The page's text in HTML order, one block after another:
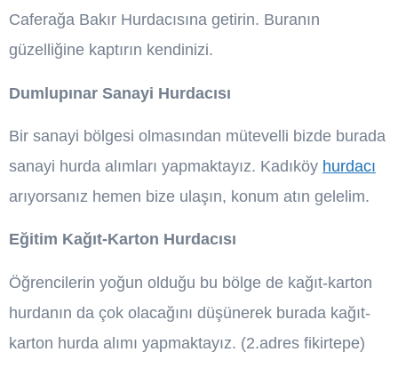
Caferağa Bakır Hurdacısına getirin. Buranın
güzelliğine kaptırın kendinizi.
Dumlupınar Sanayi Hurdacısı
Bir sanayi bölgesi olmasından mütevelli bizde burada
sanayi hurda alımları yapmaktayız. Kadıköy hurdacı
arıyorsanız hemen bize ulaşın, konum atın gelelim.
Eğitim Kağıt-Karton Hurdacısı
Öğrencilerin yoğun olduğu bu bölge de kağıt-karton
hurdanın da çok olacağını düşünerek burada kağıt-
karton hurda alımı yapmaktayız. (2.adres fikirtepe)